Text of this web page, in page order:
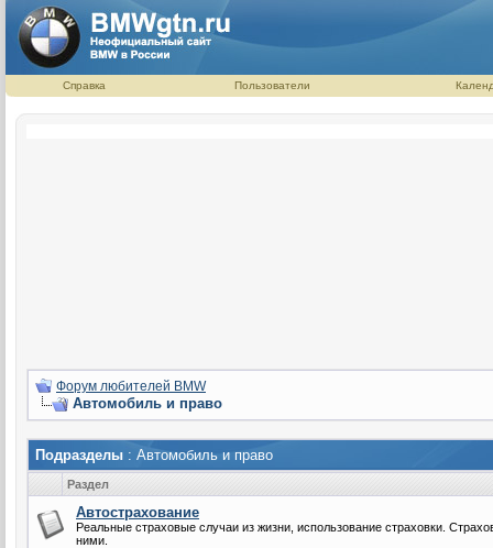
Справка Пользователи
Форум любителей BMW
Автомобиль и право
Подразделы : Автомобиль и право
Раздел
Автострахование
Реальные страховые случаи из жизни, использование страховки.
ними.